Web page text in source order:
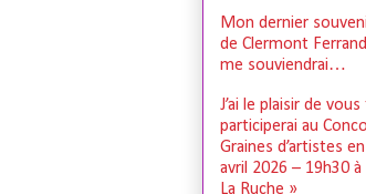
Mon dernier
de Clermont
me souviendrai…
J’ai le plaisir de
participerai au
Graines d’artistes
avril 2026 – 19h30
La Ruche »